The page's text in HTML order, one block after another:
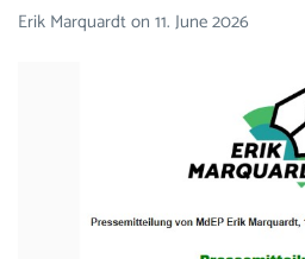
Erik Marquardton 11. June 2026